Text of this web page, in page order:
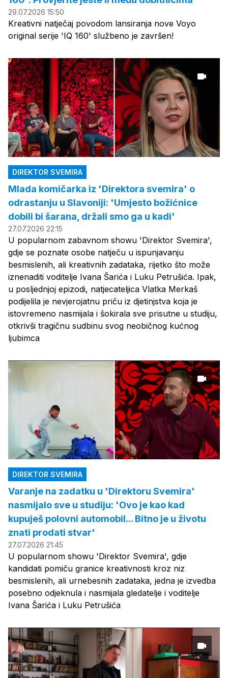
29.07.2026 15:50
Kreativni natječaj povodom lansiranja nove Voyo
original serije 'IQ 160' službeno je završen!
DIREKTOR SVEMIRA
Mlada komičarka iz 'Direktora svemira' o
odrastanju u Slavoniji: 'Umjesto božićnice
dobili bi šarana, držali smo ga u kadi'
27.07.2026 22:15
U popularnom zabavnom showu 'Direktor Svemira',
gdje se poznate osobe natječu u ispunjavanju
besmislenih, ali kreativnih zadataka, rijetko što može
iznenaditi voditelje Ivana Šarića i Luku Petrušića. Ipak,
u posljednjoj epizodi, natjecateljica Vlatka Merkaš
podijelila je nevjerojatnu priču iz djetinjstva koja je
istovremeno nasmijala i šokirala sve prisutne u studiju,
otkrivši tragičnu sudbinu svog neobičnog kućnog
ljubimca
DIREKTOR SVEMIRA
Varanje na zadatku u 'Direktoru Svemira'
nasmijalo sve u studiju: 'Ovo je kao kad
kupuješ polovni automobil... Bitno je u životu
znati prodati stvar'
27.07.2026 21:45
U popularnom showu 'Direktor Svemira', gdje
kandidati pomiču granice kreativnosti kroz niz
besmislenih, ali urnebesnih zadataka, jedna je izvedba
posebno odjeknula i nasmijala gledatelje i voditelje
Ivana Šarića i Luku Petrušića